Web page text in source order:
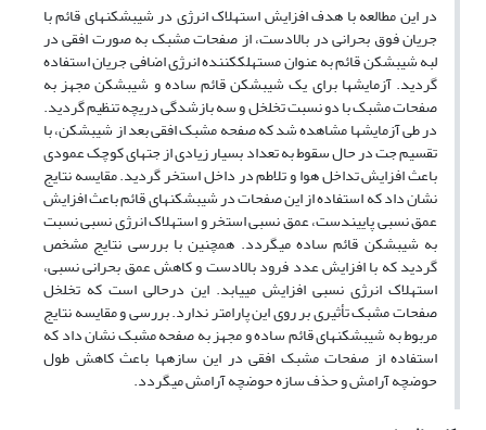
در این مطالعه با هدف افزایش استهلاک انرژی در شیب­شکن­های قائم با
جریان فوق بحرانی در بالادست، از صفحات مشبک به صورت افقی در
لبه شیب­شکن­ قائم به عنوان مستهلک­کننده انرژی اضافی جریان استفاده
گردید. آزمایش­ها برای یک شیب­شکن قائم ساده و شیب­شکن مجهز به
صفحات مشبک با دو نسبت تخلخل و سه بازشدگی دریچه تنظیم گردید.
در طی آزمایش­ها مشاهده شد که صفحه مشبک افقی بعد از شیب­شکن، با
تقسیم جت در حال سقوط به تعداد بسیار زیادی از جت­های کوچک عمودی
باعث افزایش تداخل هوا و تلاطم در داخل استخر گردید. مقایسه نتایج
نشان داد که استفاده از این صفحات در شیب­شکن­های قائم باعث افزایش
عمق نسبی پایین­دست، عمق نسبی استخر و استهلاک انرژی نسبی نسبت
به شیب­شکن قائم ساده می­گردد. همچنین با بررسی نتایج مشخص
گردید که با افزایش عدد فرود بالادست و کاهش عمق بحرانی نسبی،
استهلاک انرژی نسبی افزایش می­یابد. این درحالی است که تخلخل
صفحات مشبک تأثیری بر روی این پارامتر ندارد. بررسی و مقایسه نتایج
مربوط به شیب­شکن­های قائم ساده و مجهز به صفحه مشبک نشان داد که
استفاده از صفحات مشبک افقی در این سازه­ها باعث کاهش طول
حوضچه آرامش و حذف سازه حوضچه آرامش می­گردد.